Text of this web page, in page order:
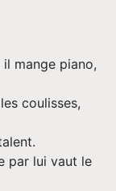
mange piano,
coulisses,
par lui vaut le